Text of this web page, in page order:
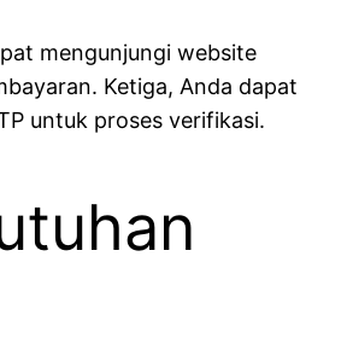
mengunjungi website
Ketiga, Anda dapat
untuk proses verifikasi.